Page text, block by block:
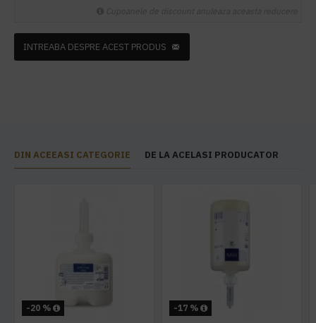
INTREABA DESPRE ACEST PRODUS
DIN ACEEASI CATEGORIE DE LA ACELASI PRODUCATOR
-20 % -17 %